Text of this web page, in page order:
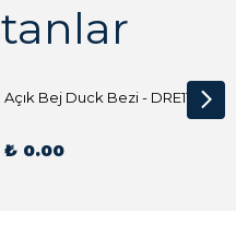
Açık Bej Duck Bezi - DRE1144 Kumaş Peçete
₺ 0.00